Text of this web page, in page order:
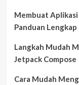
Membuat
Panduan Lengkap
Langkah Mudah
Jetpack Compose
Cara Mudah